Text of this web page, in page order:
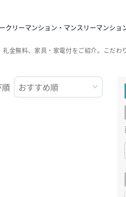
クリーマンション・マンスリーマンショ
金無料、家具・家電付をご紹介。こだわ